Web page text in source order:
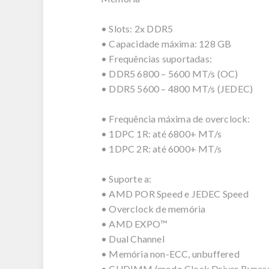
• Slots: 2x DDR5
• Capacidade máxima: 128 GB
• Frequências suportadas:
• DDR5 6800 – 5600 MT/s (OC)
• DDR5 5600 – 4800 MT/s (JEDEC)
• Frequência máxima de overclock:
• 1DPC 1R: até 6800+ MT/s
• 1DPC 2R: até 6000+ MT/s
• Suporte a:
• AMD POR Speed e JEDEC Speed
• Overclock de memória
• AMD EXPO™
• Dual Channel
• Memória non-ECC, unbuffered